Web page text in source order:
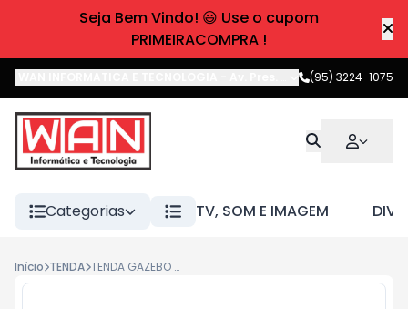
Seja Bem Vindo! 😃 Use o cupom
PRIMEIRACOMPRA !
Av. Pres. Castelo Branco,Boa
(95) 3224-1075
Categorias TV, SOM E IMAGEM
Início TENDA TENDA GAZEBO MOR 3MX3M XFLEX OXFORD BRANCA